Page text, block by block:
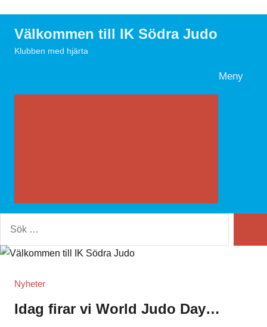
innehåll
Välkommen till IK Södra Judo
Klubben med hjärta
Meny
Search
Nyheter
Idag firar vi World Judo Day…